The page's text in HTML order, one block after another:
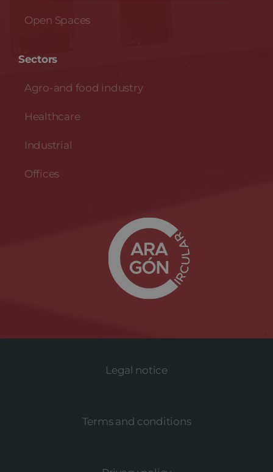
Open Spaces
Sectors
Agro-and food industry
Healthcare
Industrial
Offices
Legal notice
Terms and conditions